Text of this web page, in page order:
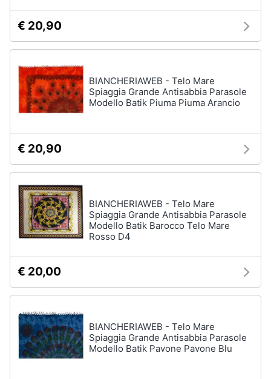
€ 20,90
BIANCHERIAWEB - Telo Mare
Spiaggia Grande Antisabbia Parasole
Modello Batik Piuma Piuma Arancio
€ 20,90
BIANCHERIAWEB - Telo Mare
Spiaggia Grande Antisabbia Parasole
Modello Batik Barocco Telo Mare
Rosso D4
€ 20,00
BIANCHERIAWEB - Telo Mare
Spiaggia Grande Antisabbia Parasole
Modello Batik Pavone Pavone Blu